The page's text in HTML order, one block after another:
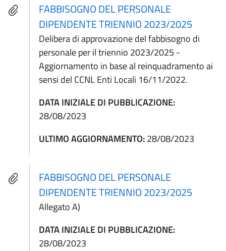
FABBISOGNO DEL PERSONALE
DIPENDENTE TRIENNIO 2023/2025
Delibera di approvazione del fabbisogno di
personale per il triennio 2023/2025 -
Aggiornamento in base al reinquadramento ai
sensi del CCNL Enti Locali 16/11/2022.
DATA INIZIALE DI PUBBLICAZIONE:
28/08/2023
ULTIMO AGGIORNAMENTO:28/08/2023
FABBISOGNO DEL PERSONALE
DIPENDENTE TRIENNIO 2023/2025
Allegato A)
DATA INIZIALE DI PUBBLICAZIONE:
28/08/2023